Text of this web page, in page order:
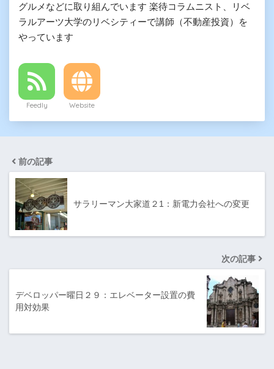
グルメなどに取り組んでいます 楽待コラムニスト、リベ
ラルアーツ大学のリベシティーで講師（不動産投資）を
やっています
Feedly Website
前の記事
サラリーマン大家道２1：新電力会社への変更
次の記事
デベロッパー曜日２９：エレベーター設置の費
用対効果